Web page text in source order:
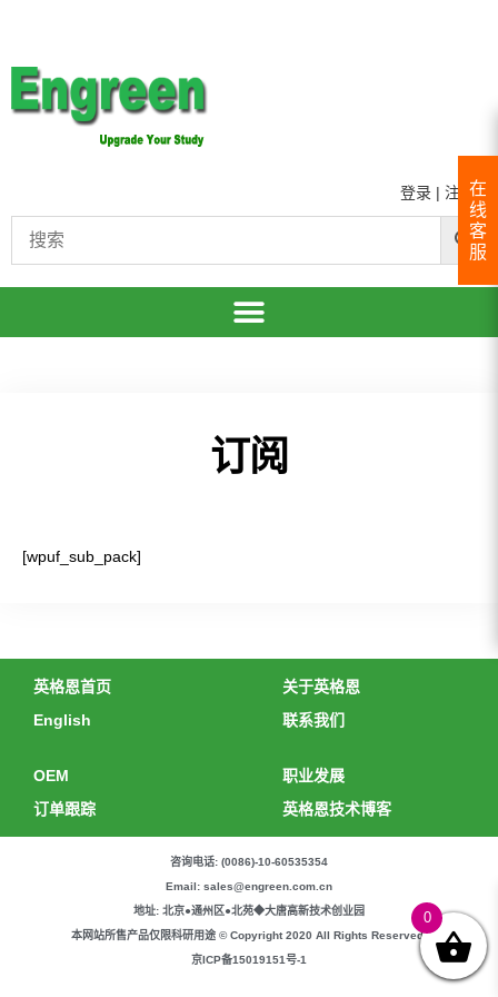
登录 | 注册
订阅
[wpuf_sub_pack]
在
线
客
服
英格恩首页
English
关于英格恩
联系我们
OEM
订单跟踪
职业发展
英格恩技术博客
咨询电话: (0086)-10-60535354
Email: sales@engreen.com.cn
地址: 北京●通州区●北苑◆大唐高新技术创业园
本网站所售产品仅限科研用途 © Copyright 2020 All Rights Reserved.
京ICP备15019151号-1
0